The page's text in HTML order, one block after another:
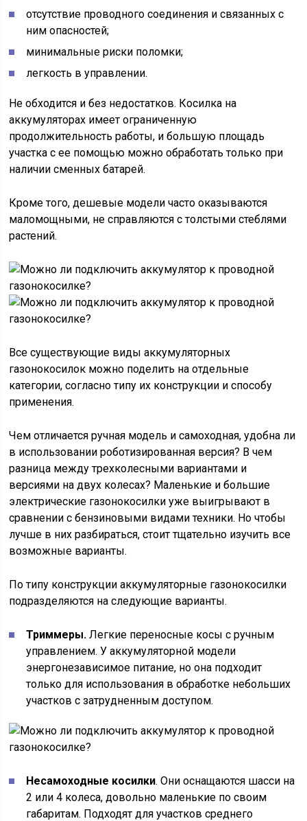
отсутствие проводного соединения и связанных с
ним опасностей;
минимальные риски поломки;
легкость в управлении.
Не обходится и без недостатков. Косилка на
аккумуляторах имеет ограниченную
продолжительность работы, и большую площадь
участка с ее помощью можно обработать только при
наличии сменных батарей.
Кроме того, дешевые модели часто оказываются
маломощными, не справляются с толстыми стеблями
растений.
Все существующие виды аккумуляторных
газонокосилок можно поделить на отдельные
категории, согласно типу их конструкции и способу
применения.
Чем отличается ручная модель и самоходная, удобна ли
в использовании роботизированная версия? В чем
разница между трехколесными вариантами и
версиями на двух колесах? Маленькие и большие
электрические газонокосилки уже выигрывают в
сравнении с бензиновыми видами техники. Но чтобы
лучше в них разбираться, стоит тщательно изучить все
возможные варианты.
По типу конструкции аккумуляторные газонокосилки
подразделяются на следующие варианты.
Триммеры. Легкие переносные косы с ручным
управлением. У аккумуляторной модели
энергонезависимое питание, но она подходит
только для использования в обработке небольших
участков с затрудненным доступом.
Несамоходные косилки. Они оснащаются шасси на
2 или 4 колеса, довольно маленькие по своим
габаритам. Подходят для участков среднего